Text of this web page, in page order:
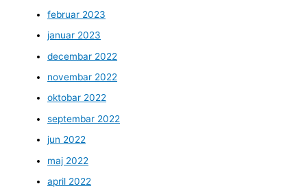
februar 2023
januar 2023
decembar 2022
novembar 2022
oktobar 2022
septembar 2022
jun 2022
maj 2022
april 2022